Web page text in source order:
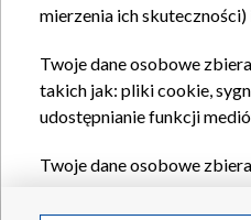
mierzenia ich
Twoje dane osobowe
takich jak: pliki cookie,
udostępnianie funkcji
Twoje dane osobowe